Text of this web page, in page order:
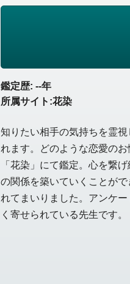
鑑定歴: --年
所属サイト:花染
知りたい相手の気持ちを霊
れます。どのような恋愛の
「花染」にて鑑定。心を繋
の関係を築いていくことが
れてまいりました。アンケ
く寄せられている先生です。